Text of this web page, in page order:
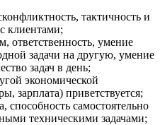
тактичность и
клиентами;
ответственность, умение
задачи на другую, умение
задач в день;
экономической
зарплата) приветствуется;
способность самостоятельно
техническими задачами;